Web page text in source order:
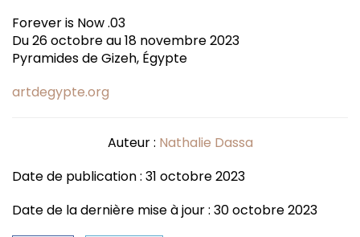
Forever is Now .03
Du 26 octobre au 18 novembre 2023
Pyramides de Gizeh, Égypte
artdegypte.org
Auteur : Nathalie Dassa
Date de publication : 31 octobre 2023
Date de la dernière mise à jour : 30 octobre 2023